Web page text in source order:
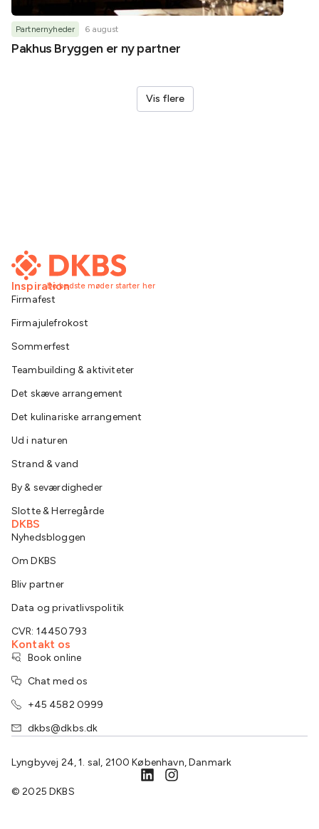
Partnernyheder 6 august
Pakhus Bryggen er ny partner
Vis flere
De bedste møder starter her
Inspiration
Firmafest
Firmajulefrokost
Sommerfest
Teambuilding & aktiviteter
Det skæve arrangement
Det kulinariske arrangement
Ud i naturen
Strand & vand
By & seværdigheder
Slotte & Herregårde
DKBS
Nyhedsbloggen
Om DKBS
Bliv partner
Data og privatlivspolitik
CVR: 14450793
Kontakt os
Book online
Chat med os
+45 4582 0999
dkbs@dkbs.dk
Lyngbyvej 24, 1. sal, 2100 København, Danmark
© 2025 DKBS